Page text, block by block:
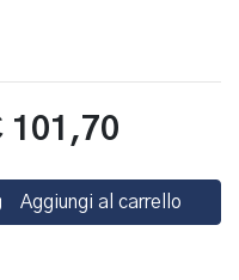
101,70
Aggiungi al carrello